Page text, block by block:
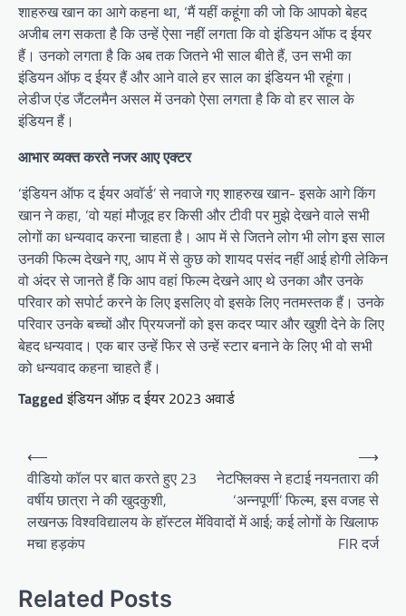
शाहरुख खान का आगे कहना था, ‘मैं यहीं कहूंगा की जो कि आपको बेहद
अजीब लग सकता है कि उन्हें ऐसा नहीं लगता कि वो इंडियन ऑफ द ईयर
हैं। उनको लगता है कि अब तक जितने भी साल बीते हैं, उन सभी का
इंडियन ऑफ द ईयर हैं और आने वाले हर साल का इंडियन भी रहूंगा।
लेडीज एंड जैंटलमैन असल में उनको ऐसा लगता है कि वो हर साल के
इंडियन हैं।
आभार व्यक्त करते नजर आए एक्टर
‘इंडियन ऑफ द ईयर अवॉर्ड’ से नवाजे गए शाहरुख खान- इसके आगे किंग
खान ने कहा, ‘वो यहां मौजूद हर किसी और टीवी पर मुझे देखने वाले सभी
लोगों का धन्यवाद करना चाहता है। आप में से जितने लोग भी लोग इस साल
उनकी फिल्म देखने गए, आप में से कुछ को शायद पसंद नहीं आई होगी लेकिन
वो अंदर से जानते हैं कि आप वहां फिल्म देखने आए थे उनका और उनके
परिवार को सपोर्ट करने के लिए इसलिए वो इसके लिए नतमस्तक हैं। उनके
परिवार उनके बच्चों और प्रियजनों को इस कदर प्यार और खुशी देने के लिए
बेहद धन्यवाद। एक बार उन्हें फिर से उन्हें स्टार बनाने के लिए भी वो सभी
को धन्यवाद कहना चाहते हैं।
Taggedइंडियन ऑफ़ द ईयर 2023 अवार्ड
Post
navigation
⟵
वीडियो कॉल पर बात करते हुए 23
वर्षीय छात्रा ने की खुदकुशी,
लखनऊ विश्वविद्यालय के हॉस्टल में
मचा हड़कंप
नेटफ्लिक्स ने हटाई नयनतारा की
‘अन्‍नपूर्णी’ फिल्म, इस वजह से
विवादों में आई; कई लोगों के खिलाफ
FIR दर्ज
⟶
Related Posts